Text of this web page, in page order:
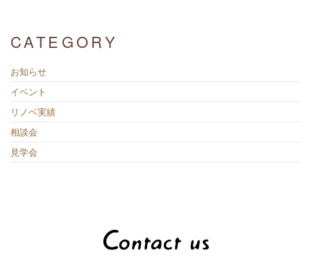
CATEGORY
お知らせ
イベント
リノベ実績
相談会
見学会